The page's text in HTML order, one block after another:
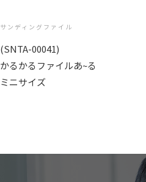
サンディングファイル
(SNTA-00041)
かるかるファイルあ~る
ミニサイズ